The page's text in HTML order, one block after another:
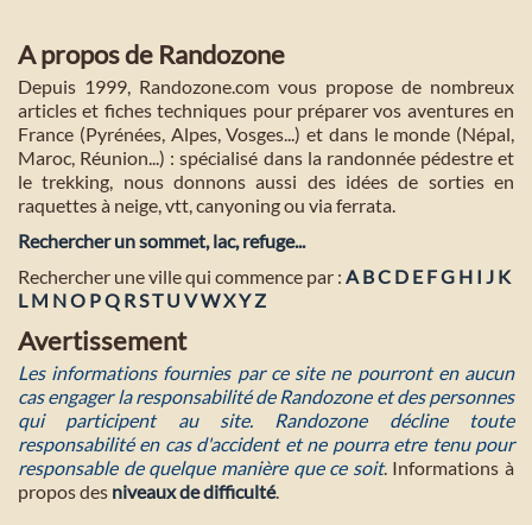
A propos de Randozone
Depuis 1999, Randozone.com vous propose de nombreux
articles et fiches techniques pour préparer vos aventures en
France (Pyrénées, Alpes, Vosges...) et dans le monde (Népal,
Maroc, Réunion...) : spécialisé dans la randonnée pédestre et
le trekking, nous donnons aussi des idées de sorties en
raquettes à neige, vtt, canyoning ou via ferrata.
Rechercher un sommet, lac, refuge...
Rechercher une ville qui commence par : A BC D E FG H I J K
L M NO PQ RST U VWXYZ
Avertissement
Les informations fournies par ce site ne pourront en aucun
cas engager la responsabilité de Randozone et des personnes
qui participent au site. Randozone décline toute
responsabilité en cas d'accident et ne pourra etre tenu pour
responsable de quelque manière que ce soit. Informations à
propos des niveaux de difficulté.